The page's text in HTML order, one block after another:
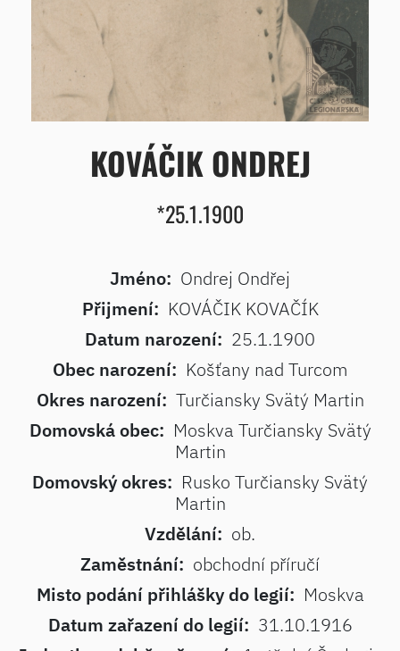
KOVÁČIK ONDREJ
*25.1.1900
Jméno: Ondrej Ondřej
Přijmení: KOVÁČIK KOVAČÍK
Datum narození: 25.1.1900
Obec narození: Košťany nad Turcom
Okres narození: Turčiansky Svätý Martin
Domovská obec: Moskva Turčiansky Svätý
Martin
Domovský okres: Rusko Turčiansky Svätý
Martin
Vzdělání: ob.
Zaměstnání: obchodní příručí
Misto podání přihlášky do legií: Moskva
Datum zařazení do legií: 31.10.1916